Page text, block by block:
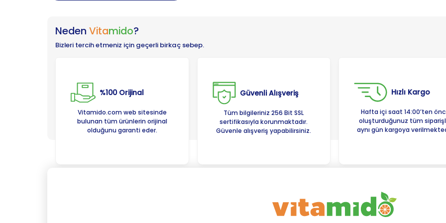
Neden Vitamido?
Bizleri tercih etmeniz için geçerli birkaç sebep.
%100 Orijinal
Vitamido.com web sitesinde
bulunan tüm ürünlerin orijinal
olduğunu garanti eder.
Güvenli Alışveriş
Tüm bilgileriniz 256 Bit SSL
sertifikasıyla korunmaktadır.
Güvenle alışveriş yapabilirsiniz.
Hızlı Kargo
Hafta içi saat 14:00’ten
oluşturduğunuz tüm
aynı gün kargoya